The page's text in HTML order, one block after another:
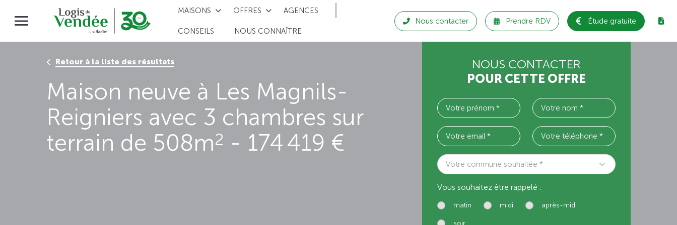
MAISONS OFFRES AGENCES
CONSEILS NOUS CONNAÎTRE
Nous contacter Prendre RDV Étude gratuite
Retour à la liste des résultats
Maison neuve à Les Magnils-
Reigniers avec 3 chambres sur
terrain de 508m2 - 174 419 €
NOUS CONTACTER
POUR CETTE OFFRE
Votre commune souhaitée *
Vous souhaitez être rappelé :
matin midi après-midi